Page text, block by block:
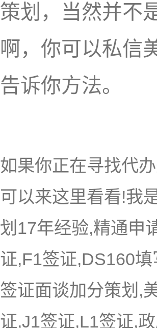
策划，当然并不
啊，你可以私信
告诉你方法。
如果你正在寻找代
可以来这里看看!我
划17年经验,精通申
证,F1签证,DS160
签证面谈加分策划,
证,J1签证,L1签证,